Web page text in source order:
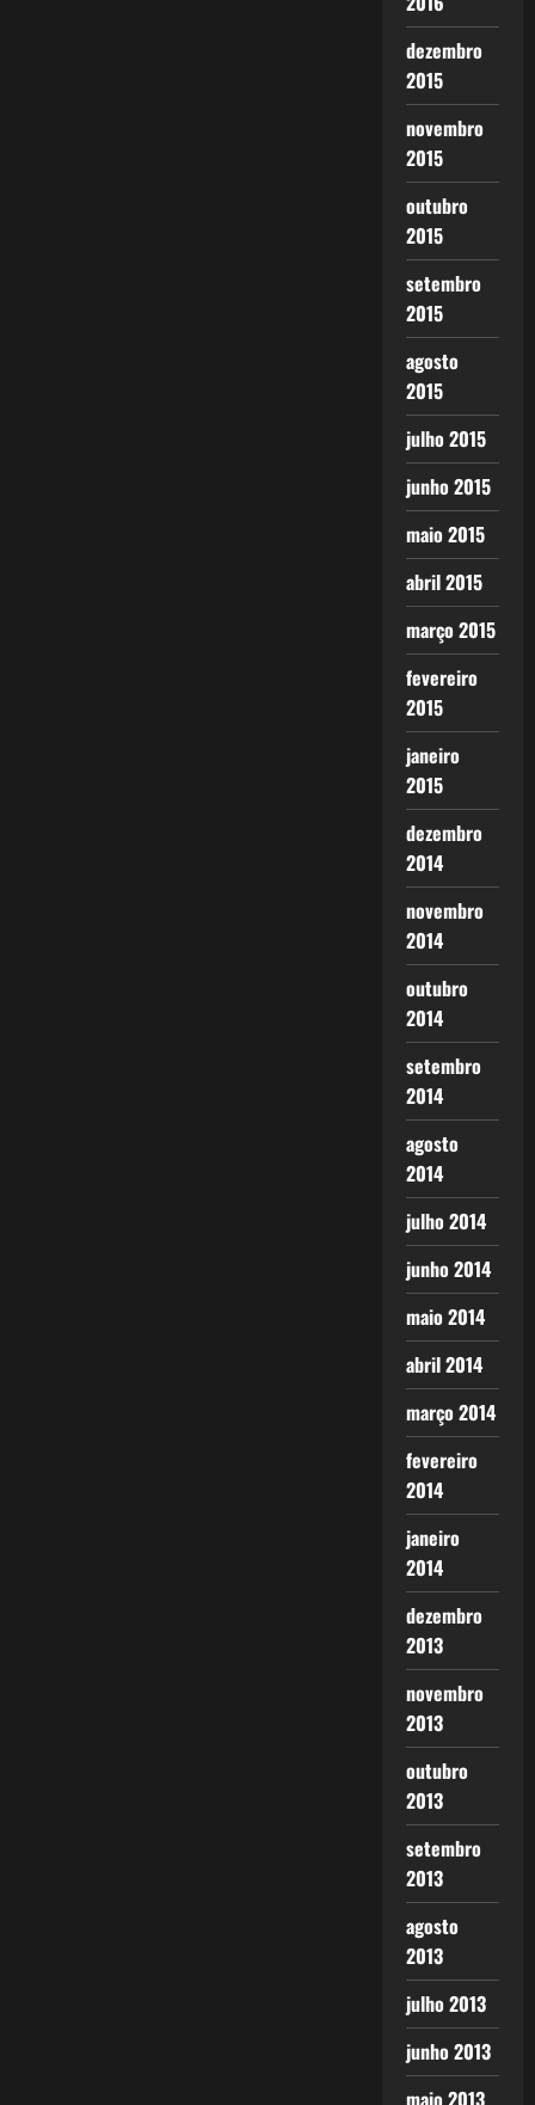
dezembro
2015
novembro
2015
outubro
2015
setembro
2015
agosto
2015
julho 2015
junho 2015
maio 2015
abril 2015
março 2015
fevereiro
2015
janeiro
2015
dezembro
2014
novembro
2014
outubro
2014
setembro
2014
agosto
2014
julho 2014
junho 2014
maio 2014
abril 2014
março 2014
fevereiro
2014
janeiro
2014
dezembro
2013
novembro
2013
outubro
2013
setembro
2013
agosto
2013
julho 2013
junho 2013
maio 2013